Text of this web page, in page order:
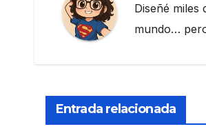
Diseñé
mundo…
Entrada relacionada